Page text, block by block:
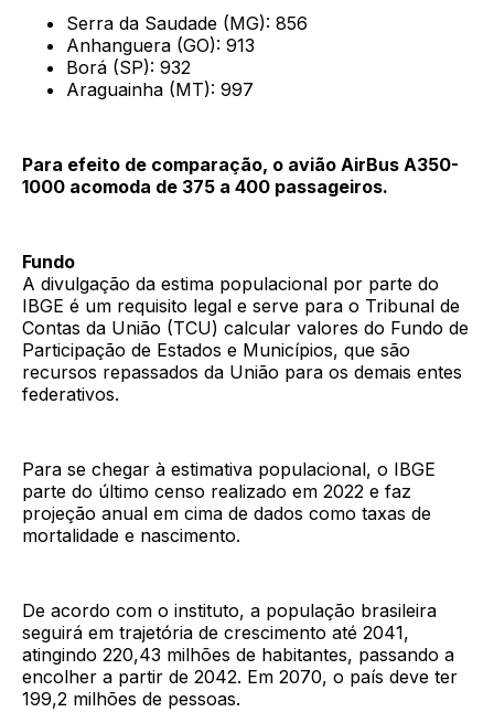
Serra da Saudade (MG): 856
Anhanguera (GO): 913
Borá (SP): 932
Araguainha (MT): 997
Para efeito de comparação, o avião AirBus A350-
1000 acomoda de 375 a 400 passageiros.
Fundo
A divulgação da estima populacional por parte do
IBGE é um requisito legal e serve para o Tribunal de
Contas da União (TCU) calcular valores do Fundo de
Participação de Estados e Municípios, que são
recursos repassados da União para os demais entes
federativos.
Para se chegar à estimativa populacional, o IBGE
parte do último censo realizado em 2022 e faz
projeção anual em cima de dados como taxas de
mortalidade e nascimento.
De acordo com o instituto, a população brasileira
seguirá em trajetória de crescimento até 2041,
atingindo 220,43 milhões de habitantes, passando a
encolher a partir de 2042. Em 2070, o país deve ter
199,2 milhões de pessoas.